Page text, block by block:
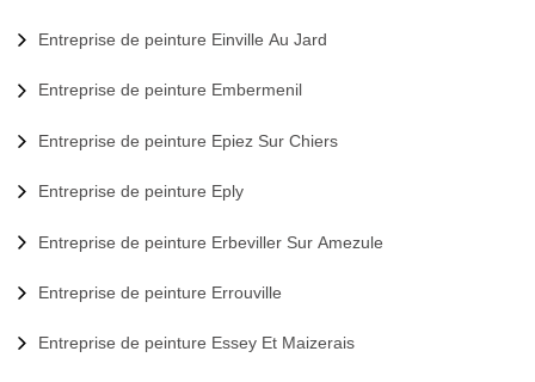
Entreprise de peinture Einville Au Jard
Entreprise de peinture Embermenil
Entreprise de peinture Epiez Sur Chiers
Entreprise de peinture Eply
Entreprise de peinture Erbeviller Sur Amezule
Entreprise de peinture Errouville
Entreprise de peinture Essey Et Maizerais